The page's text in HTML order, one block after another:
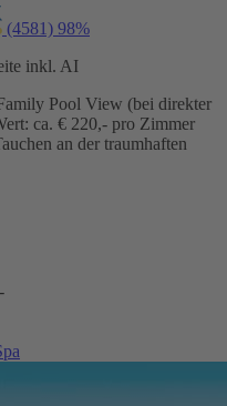
(4581) 98%
inkl. AI
Pool View (bei direkter
ca. € 220,- pro Zimmer
an der traumhaften